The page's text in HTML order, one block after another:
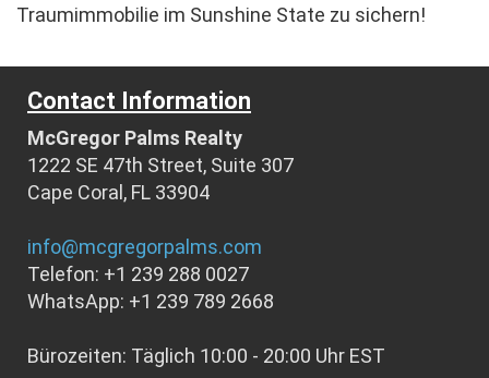
Traumimmobilie im Sunshine State zu sichern!
Contact Information
McGregor Palms Realty
1222 SE 47th Street, Suite 307
Cape Coral, FL 33904
info@mcgregorpalms.com
Telefon: +1 239 288 0027
WhatsApp: +1 239 789 2668
Bürozeiten: Täglich 10:00 - 20:00 Uhr EST